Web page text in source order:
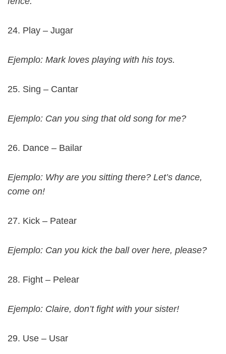
24. Play – Jugar
Ejemplo: Mark loves playing with his toys.
25. Sing – Cantar
Ejemplo: Can you sing that old song for me?
26. Dance – Bailar
Ejemplo: Why are you sitting there? Let’s dance,
come on!
27. Kick – Patear
Ejemplo: Can you kick the ball over here, please?
28. Fight – Pelear
Ejemplo: Claire, don’t fight with your sister!
29. Use – Usar